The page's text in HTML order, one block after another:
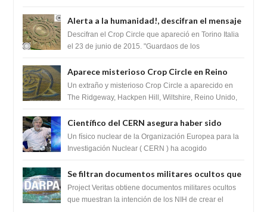
Alerta a la humanidad!, descifran el mensaje
del Crop Circle de Torino ,Italia
Descifran el Crop Circle que apareció en Torino Italia
el 23 de junio de 2015. "Guardaos de los
Aparece misterioso Crop Circle en Reino
Unido 23 de junio 2016
Un extraño y misterioso Crop Circle a aparecido en
The Ridgeway, Hackpen Hill, Wiltshire, Reino Unido,
Científico del CERN asegura haber sido
ayudado por seres de luz durante una
prueba del Colisionador de Hadrones
Un físico nuclear de la Organización Europea para la
Investigación Nuclear ( CERN ) ha acogido
Se filtran documentos militares ocultos que
muestran la intención de los NIH de crear el
SARS-CoV-2, utilizando la investigación de
Project Veritas obtiene documentos militares ocultos
que muestran la intención de los NIH de crear el